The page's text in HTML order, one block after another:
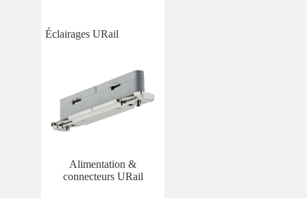
Éclairages URail
Alimentation &
connecteurs URail